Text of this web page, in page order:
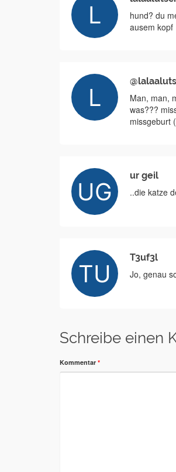
hund? du
ausem kopf
Man, man,
was???
missgeburt
ur geil
..die katze
T3uf3l
Jo, genau
Schreibe einen
Kommentar *